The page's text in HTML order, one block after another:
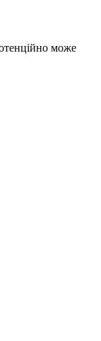
може